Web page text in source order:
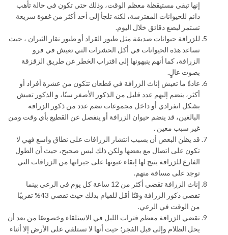
إنها تبقى مستيقظة معظم الوقت، وذلك حتى تكون في حالة تأهب
دائم للحيوانات المفترسة، لكنه تلجأ إلى أخذ أكثر من غفوة سريعة
تستمر لبضع دقائق خلال اليوم.
للزرافة حيوانات صديقة مثل طيور القراد أو طيور نقار الثيران ، حيث
تساعد هذه الحيوانات في أكل الحشرات التي تعيش في فرو
الزرافة، كما أنهم ينبهونها إلى اقتراب الخطر عن طريق الزقزقة
بصوت عالٍ.
عادةً ما تعيش إناث الزرافة في قطعان تتكون من عشرة أفراد أو
أكثر، ينضم إليهم عدد قليل من الذكور الأصغر سنًا، و الذكور تعيش
بشكل انفرادي أو داخل مجموعات تضم عدد من ذكور الزرافة
البالغين، قد ينضم حيوان الزرافة أو ينفصل عن القطيع بأي وقت ومن
غير سبب معين .
قد يظن البعض أن بسبب انتشار الزرافات على نطاق واسع فهي لا
تكون على اتصال مع بعضها ولكن ذلك ليس صحيح، حيث أن الطول
الفارع للزرافة يتيح لها إبقاء عيونها على جيرانها من الزرافات التي
توجد على مسافة منهم.
إناث الزرافة تقضي أكثر من 12 ساعة كل يوم في الرعي بينما
تقضي ذكور الزرافة وقتًا أقل للقيام بذلك حيث تقضي 43% تقريبًا
من الوقت في الرعي.
تقضي الزرافة معظم فترات الليل في الاستلقاء وخصوصًا من بعد أن
يحل الظلام وإلى قبل الفجر؛ حيث أنها لا تستلقي على الأرض إلا أثناء